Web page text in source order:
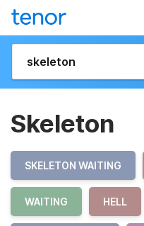
Skeleton
SKELETON WAITING
WAITING HELL